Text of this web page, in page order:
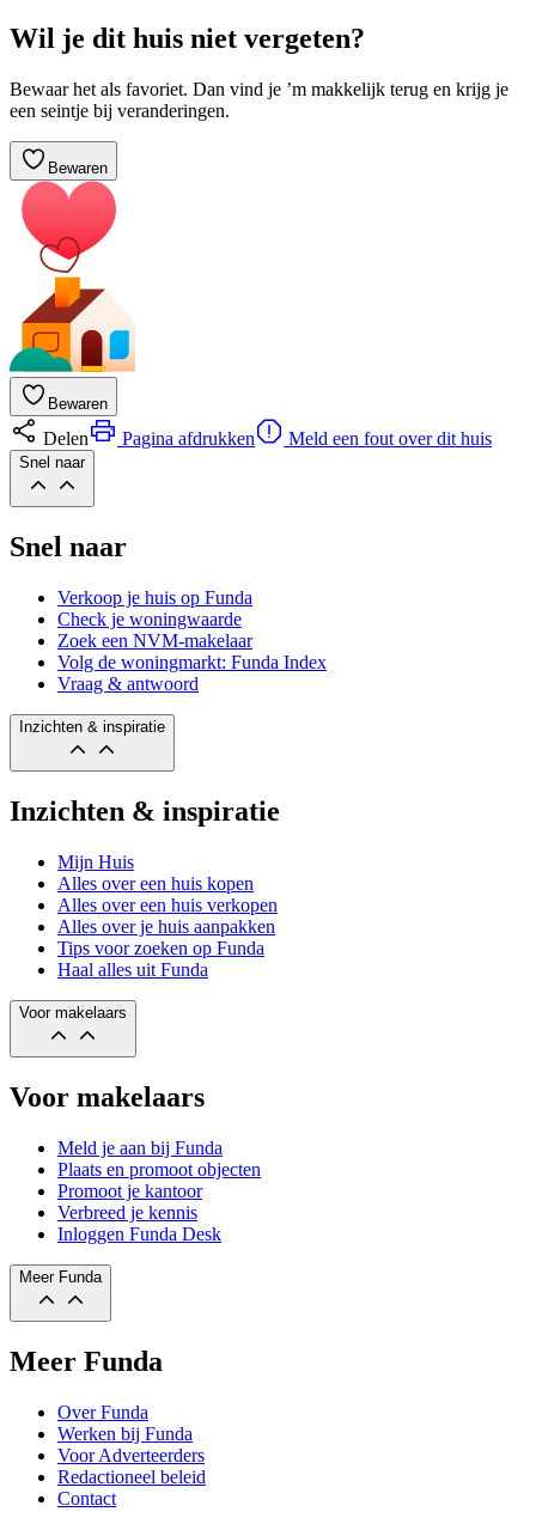
Wil je dit huis niet vergeten?
Bewaar het als favoriet. Dan vind je ’m makkelijk terug en krijg je
een seintje bij veranderingen.
Bewaren
Bewaren
Delen Pagina afdrukken Meld een fout over dit huis
Snel naar
Snel naar
Verkoop je huis op Funda
Check je woningwaarde
Zoek een NVM-makelaar
Volg de woningmarkt: Funda Index
Vraag & antwoord
Inzichten & inspiratie
Inzichten & inspiratie
Mijn Huis
Alles over een huis kopen
Alles over een huis verkopen
Alles over je huis aanpakken
Tips voor zoeken op Funda
Haal alles uit Funda
Voor makelaars
Voor makelaars
Meld je aan bij Funda
Plaats en promoot objecten
Promoot je kantoor
Verbreed je kennis
Inloggen Funda Desk
Meer Funda
Meer Funda
Over Funda
Werken bij Funda
Voor Adverteerders
Redactioneel beleid
Contact